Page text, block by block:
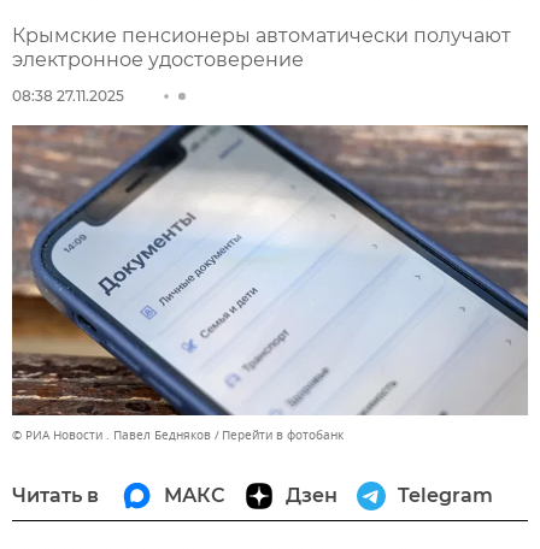
Крымские пенсионеры автоматически получают
электронное удостоверение
08:38 27.11.2025
© РИА Новости . Павел Бедняков Перейти в фотобанк
Читать в МАКС Дзен Telegram